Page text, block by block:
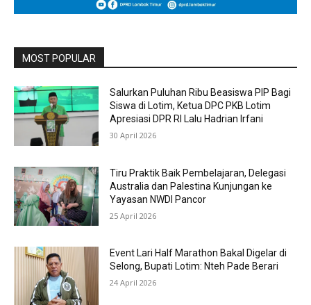
MOST POPULAR
Salurkan Puluhan Ribu Beasiswa PIP Bagi
Siswa di Lotim, Ketua DPC PKB Lotim
Apresiasi DPR RI Lalu Hadrian Irfani
30 April 2026
Tiru Praktik Baik Pembelajaran, Delegasi
Australia dan Palestina Kunjungan ke
Yayasan NWDI Pancor
25 April 2026
Event Lari Half Marathon Bakal Digelar di
Selong, Bupati Lotim: Nteh Pade Berari
24 April 2026